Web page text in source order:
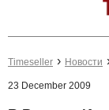
Timeseller Новости
23 December 2009